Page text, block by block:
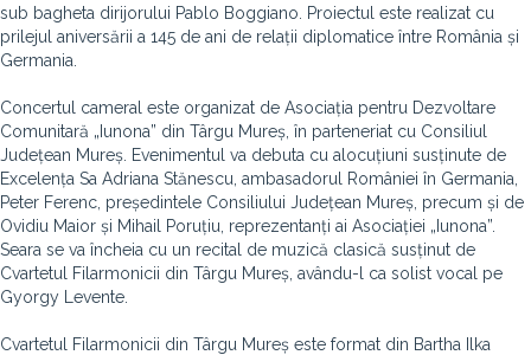
sub bagheta dirijorului Pablo Boggiano. Proiectul este realizat cu
prilejul aniversării a 145 de ani de relații diplomatice între România și
Germania.
Concertul cameral este organizat de Asociația pentru Dezvoltare
Comunitară „Iunona” din Târgu Mureș, în parteneriat cu Consiliul
Județean Mureș. Evenimentul va debuta cu alocuțiuni susținute de
Excelența Sa Adriana Stănescu, ambasadorul României în Germania,
Peter Ferenc, președintele Consiliului Județean Mureș, precum și de
Ovidiu Maior și Mihail Poruțiu, reprezentanți ai Asociației „Iunona”.
Seara se va încheia cu un recital de muzică clasică susținut de
Cvartetul Filarmonicii din Târgu Mureș, avându-l ca solist vocal pe
Gyorgy Levente.
Cvartetul Filarmonicii din Târgu Mureș este format din Bartha Ilka